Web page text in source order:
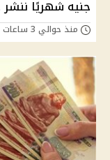
جنيه شهريًا
منذ حوالي 3 ساعات